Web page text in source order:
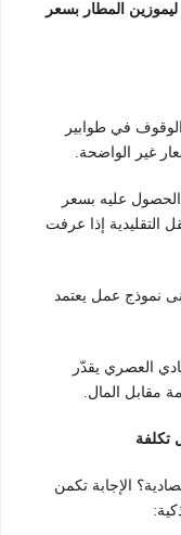
المطار بسعر
في طوابير
غير الواضحة.
الحصول عليه بسعر
إذا عرفت
نموذج عمل يعتمد
العصري يقدّر
مقابل المال.
الإجابة تكمن